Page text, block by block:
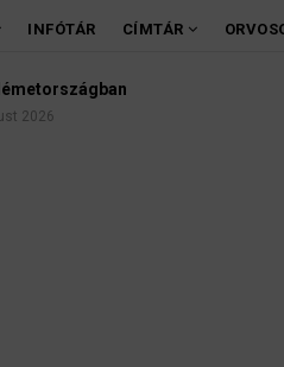
INFÓTÁR CÍMTÁR
2026